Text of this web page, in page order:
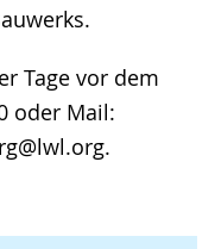
Tage vor dem
oder Mail: